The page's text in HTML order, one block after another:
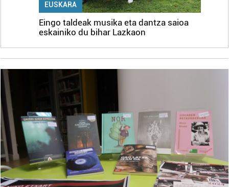
EUSKARA
Eingo taldeak musika eta dantza saioa
eskainiko du bihar Lazkaon